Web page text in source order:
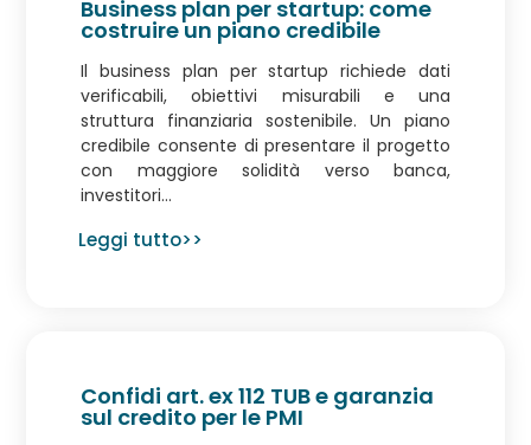
Business plan per startup: come
costruire un piano credibile
Il business plan per startup richiede dati
verificabili, obiettivi misurabili e una
struttura finanziaria sostenibile. Un piano
credibile consente di presentare il progetto
con maggiore solidità verso banca,
investitori...
Leggi tutto>>
Confidi art. ex 112 TUB e garanzia
sul credito per le PMI